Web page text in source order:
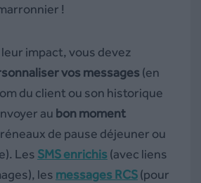
!
impact, vous devez
vos messages(en
du client ou son historique
au bon moment
de pause déjeuner ou
Les SMS enrichis(avec liens
les messages RCS(pour